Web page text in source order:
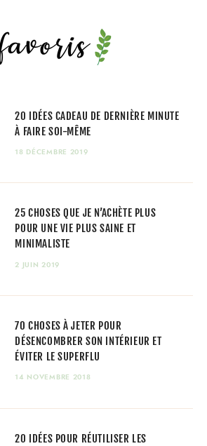
20 IDÉES CADEAU DE DERNIÈRE MINUTE
À FAIRE SOI-MÊME
18 DÉCEMBRE 2019
25 CHOSES QUE JE N’ACHÈTE PLUS
POUR UNE VIE PLUS SAINE ET
MINIMALISTE
2 JUIN 2019
70 CHOSES À JETER POUR
DÉSENCOMBRER SON INTÉRIEUR ET
ÉVITER LE SUPERFLU
14 NOVEMBRE 2018
20 IDÉES POUR RÉUTILISER LES